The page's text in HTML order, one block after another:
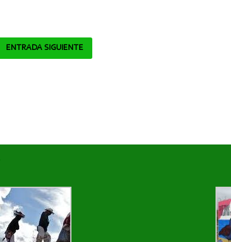
ENTRADA SIGUIENTE